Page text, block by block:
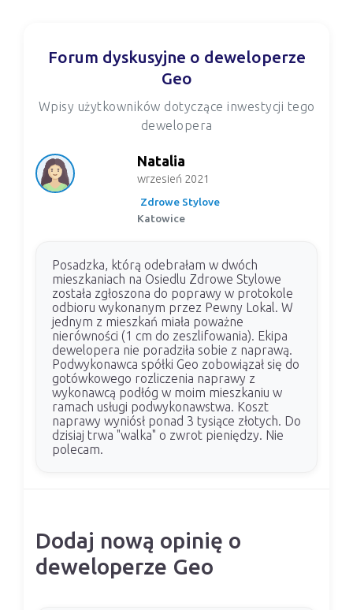
Forum dyskusyjne o deweloperze
Geo
Wpisy użytkowników dotyczące inwestycji tego
dewelopera
Natalia
wrzesień 2021
Zdrowe Stylove
Katowice
Posadzka, którą odebrałam w dwóch
mieszkaniach na Osiedlu Zdrowe Stylowe
została zgłoszona do poprawy w protokole
odbioru wykonanym przez Pewny Lokal. W
jednym z mieszkań miała poważne
nierówności (1 cm do zeszlifowania). Ekipa
dewelopera nie poradziła sobie z naprawą.
Podwykonawca spółki Geo zobowiązał się do
gotówkowego rozliczenia naprawy z
wykonawcą podłóg w moim mieszkaniu w
ramach usługi podwykonawstwa. Koszt
naprawy wyniósł ponad 3 tysiące złotych. Do
dzisiaj trwa "walka" o zwrot pieniędzy. Nie
polecam.
Dodaj nową opinię o
deweloperze Geo